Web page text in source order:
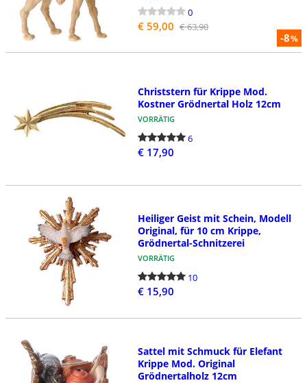
-8%
0
€ 59,00 € 63,90
Christstern für Krippe Mod.
Kostner Grödnertal Holz 12cm
VORRÄTIG
6
€ 17,90
Heiliger Geist mit Schein, Modell
Original, für 10 cm Krippe,
Grödnertal-Schnitzerei
VORRÄTIG
10
€ 15,90
Sattel mit Schmuck für Elefant
Krippe Mod. Original
Grödnertalholz 12cm